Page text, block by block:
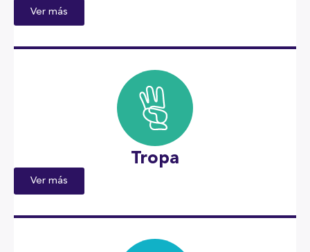
Ver más
Tropa
Ver más